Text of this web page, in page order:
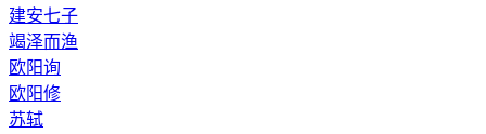
建安七子
竭泽而渔
欧阳询
欧阳修
苏轼